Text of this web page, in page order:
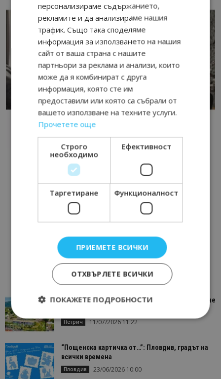
“Пощенска картичка от…”: Петрич – Изживяване
Петрич 11/07/2026 11:22
“Пощенска картичка от…”: Пловдив, градът на
всички времена
Пловдив 23/06/2026 10:00
персонализираме съдържанието,
рекламите и да анализираме нашия
трафик. Също така споделяме
информация за използването на нашия
сайт от ваша страна с нашите
партньори за реклама и анализи, които
може да я комбинират с друга
информация, която сте им
предоставили или която са събрали от
вашето използване на техните услуги.
Прочетете още
Строго
необходимо
Ефективност
Таргетиране Функционалност
ПРИЕМЕТЕ ВСИЧКИ
ОТХВЪРЛЕТЕ ВСИЧКИ
ПОКАЖЕТЕ ПОДРОБНОСТИ
Таргетиране
Функционалност
Строго необходимите бисквитки позволяват